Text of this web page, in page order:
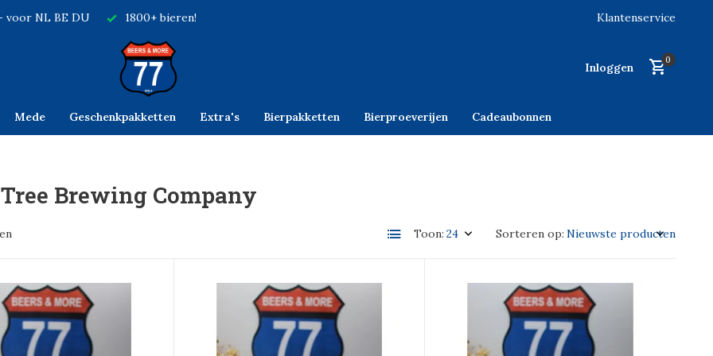
voor NL BE DU 1800+ bieren! Klantenservice
Inloggen
0
Mede Geschenkpakketten Extra's Bierpakketten Bierproeverijen Cadeaubonnen
Brewing Company
Toon: Sorteren op: